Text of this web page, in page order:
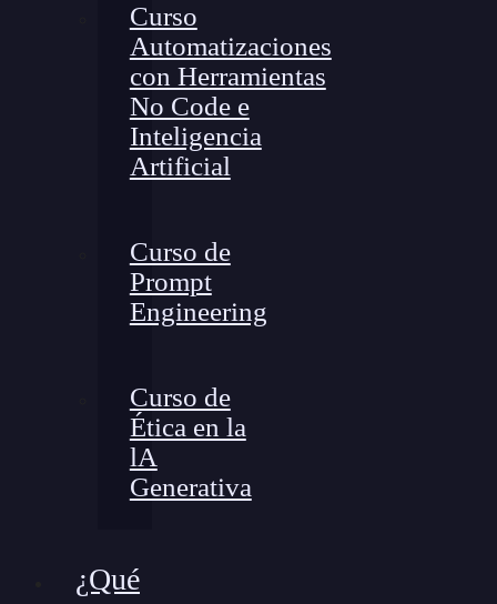
Curso
Automatizaciones
con Herramientas
No Code e
Inteligencia
Artificial
Curso de
Prompt
Engineering
Curso de
Ética en la
lA
Generativa
¿Qué